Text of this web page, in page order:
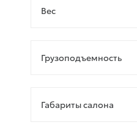
Bec
Грузоподъемность
Габариты салона